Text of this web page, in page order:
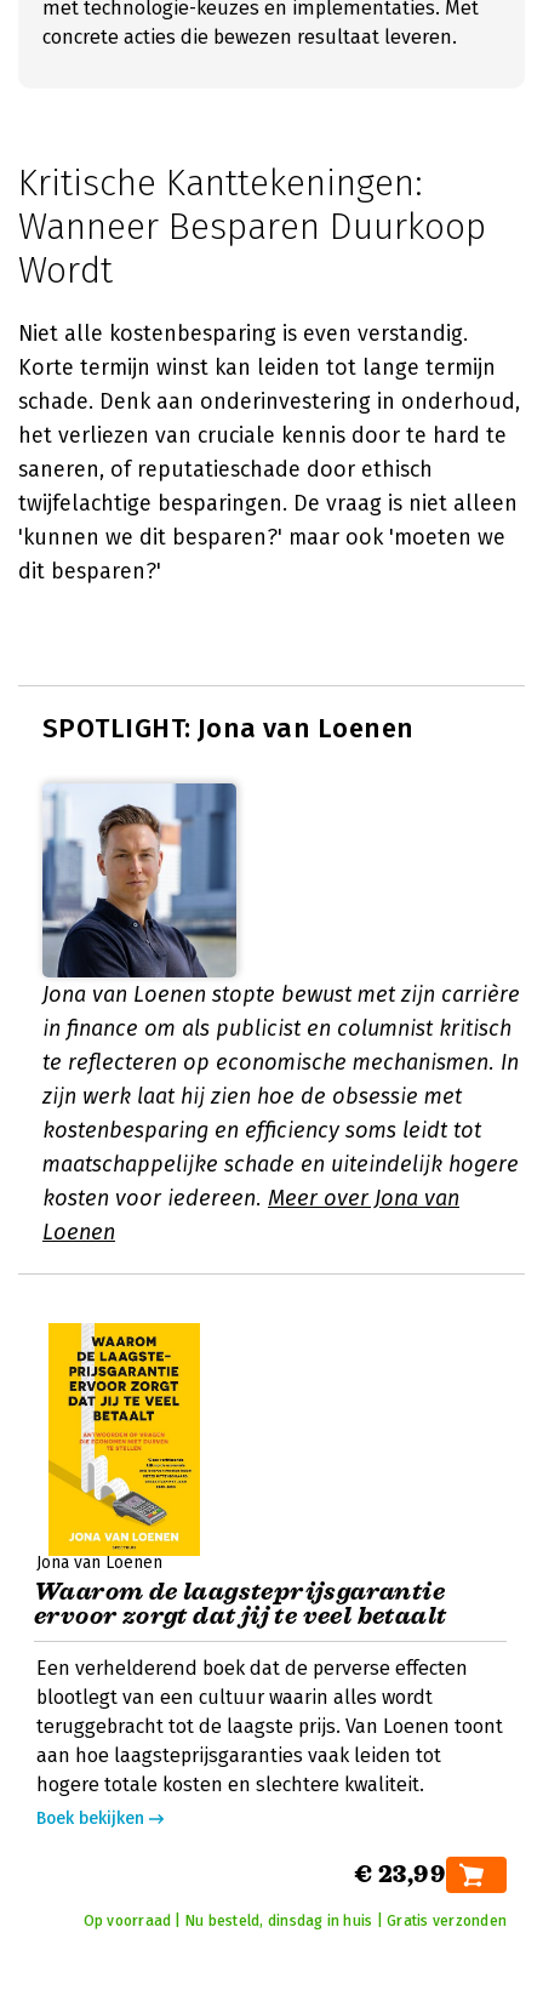
met technologie-keuzes en implementaties. Met
concrete acties die bewezen resultaat leveren.
Kritische Kanttekeningen:
Wanneer Besparen Duurkoop
Wordt
Niet alle kostenbesparing is even verstandig.
Korte termijn winst kan leiden tot lange termijn
schade. Denk aan onderinvestering in onderhoud,
het verliezen van cruciale kennis door te hard te
saneren, of reputatieschade door ethisch
twijfelachtige besparingen. De vraag is niet alleen
'kunnen we dit besparen?' maar ook 'moeten we
dit besparen?'
SPOTLIGHT: Jona van Loenen
Jona van Loenen stopte bewust met zijn carrière
in finance om als publicist en columnist kritisch
te reflecteren op economische mechanismen. In
zijn werk laat hij zien hoe de obsessie met
kostenbesparing en efficiency soms leidt tot
maatschappelijke schade en uiteindelijk hogere
kosten voor iedereen. Meer over Jona van
Loenen
Jona van Loenen
Waarom de laagsteprijsgarantie
ervoor zorgt dat jij te veel betaalt
Een verhelderend boek dat de perverse effecten
blootlegt van een cultuur waarin alles wordt
teruggebracht tot de laagste prijs. Van Loenen toont
aan hoe laagsteprijsgaranties vaak leiden tot
hogere totale kosten en slechtere kwaliteit.
Boek bekijken
€ 23,99
Op voorraad | Nu besteld, dinsdag in huis | Gratis verzonden